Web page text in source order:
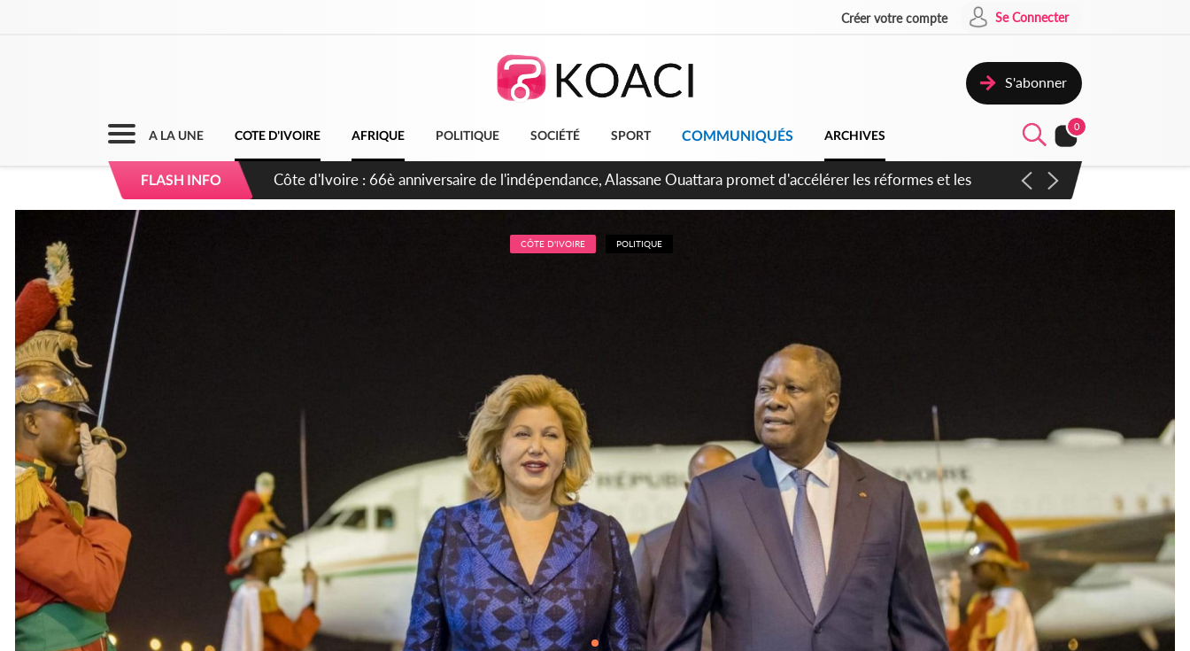
Créer votre compte Se Connecter
S'abonner
A LA UNE COTE D'IVOIRE AFRIQUE POLITIQUE SOCIÉTÉ SPORT COMMUNIQUÉS ARCHIVES
0
FLASH INFO
Côte d'Ivoire : À Abidjan, Amadou Oury Bah admire le modèle ivoirien et veut s'en inspirer pour accélérer le
développement de la Guinée
CÔTE D'IVOIRE POLITIQUE